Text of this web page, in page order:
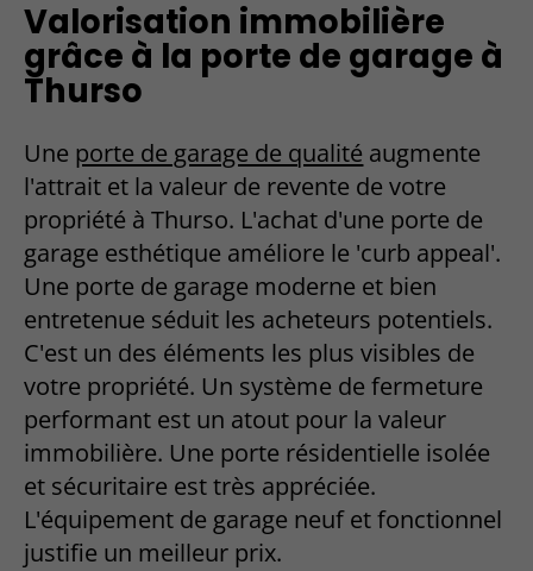
Valorisation immobilière
grâce à la porte de garage à
Thurso
Une porte de garage de qualité augmente
l'attrait et la valeur de revente de votre
propriété à Thurso. L'achat d'une porte de
garage esthétique améliore le 'curb appeal'.
Une porte de garage moderne et bien
entretenue séduit les acheteurs potentiels.
C'est un des éléments les plus visibles de
votre propriété. Un système de fermeture
performant est un atout pour la valeur
immobilière. Une porte résidentielle isolée
et sécuritaire est très appréciée.
L'équipement de garage neuf et fonctionnel
justifie un meilleur prix.